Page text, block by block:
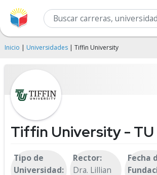
Inicio | Universidades | Tiffin University
Tiffin University - TU
Tipo de
Universidad:
Rector:
Dra. Lillian
Fecha